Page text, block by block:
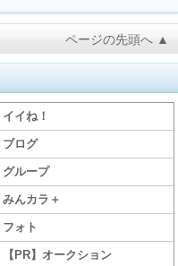
ページの先頭へ ▲
イイね！
ブログ
グループ
みんカラ＋
フォト
【PR】オークション